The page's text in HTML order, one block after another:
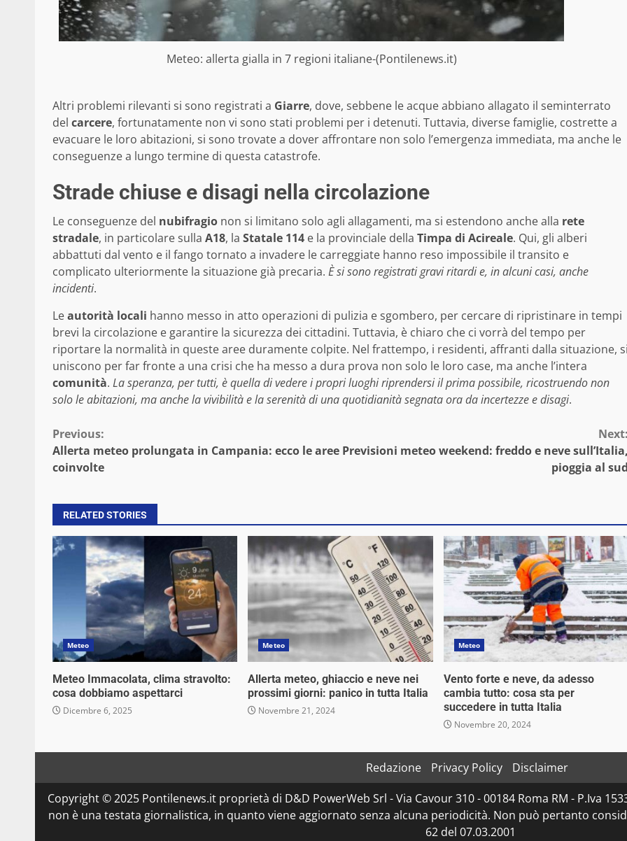
Meteo: allerta gialla in 7 regioni italiane-(Pontilenews.it)
Altri problemi rilevanti si sono registrati a Giarre, dove, sebbene le acque abbiano allagato il seminterrato
del carcere, fortunatamente non vi sono stati problemi per i detenuti. Tuttavia, diverse famiglie, costrette a
evacuare le loro abitazioni, si sono trovate a dover affrontare non solo l’emergenza immediata, ma anche le
conseguenze a lungo termine di questa catastrofe.
Strade chiuse e disagi nella circolazione
Le conseguenze del nubifragio non si limitano solo agli allagamenti, ma si estendono anche alla rete
stradale, in particolare sulla A18, la Statale 114 e la provinciale della Timpa di Acireale. Qui, gli alberi
abbattuti dal vento e il fango tornato a invadere le carreggiate hanno reso impossibile il transito e
complicato ulteriormente la situazione già precaria. È si sono registrati gravi ritardi e, in alcuni casi, anche
incidenti.
Leautorità locali hanno messo in atto operazioni di pulizia e sgombero, per cercare di ripristinare in tempi
brevi la circolazione e garantire la sicurezza dei cittadini. Tuttavia, è chiaro che ci vorrà del tempo per
riportare la normalità in queste aree duramente colpite. Nel frattempo, i residenti, affranti dalla situazione,
uniscono per far fronte a una crisi che ha messo a dura prova non solo le loro case, ma anche l’intera
comunità. La speranza, per tutti, è quella di vedere i propri luoghi riprendersi il prima possibile, ricostruendo non
solo le abitazioni, ma anche la vivibilità e la serenità di una quotidianità segnata ora da incertezze e disagi.
Continue
Reading
Previous:
Allerta meteo prolungata in Campania: ecco le aree
coinvolte
Previsioni meteo weekend: freddo e neve
pioggia al
RELATED STORIES
Meteo
Meteo Immacolata, clima stravolto:
cosa dobbiamo aspettarci
Dicembre 6, 2025
Meteo
Allerta meteo, ghiaccio e neve nei
prossimi giorni: panico in tutta Italia
Novembre 21, 2024
Meteo
Vento forte e neve, da adesso
cambia tutto: cosa sta per
succedere in tutta Italia
Novembre 20, 2024
Redazione Privacy Policy
Disclaimer
Copyright © 2025 Pontilenews.it proprietà di D&D PowerWeb Srl - Via Cavour 310 - 00184 Roma RM - P.Iva
non è una testata giornalistica, in quanto viene aggiornato senza alcuna periodicità. Non può pertanto
62 del 07.03.2001